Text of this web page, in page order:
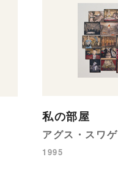
私の部屋
アグス・スワゲ
1995